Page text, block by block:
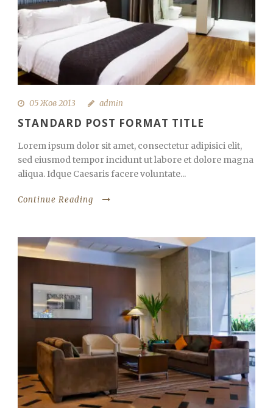
05 Жов 2013 admin
STANDARD POST FORMAT TITLE
Lorem ipsum dolor sit amet, consectetur adipisici elit,
sed eiusmod tempor incidunt ut labore et dolore magna
aliqua. Idque Caesaris facere voluntate...
Continue Reading